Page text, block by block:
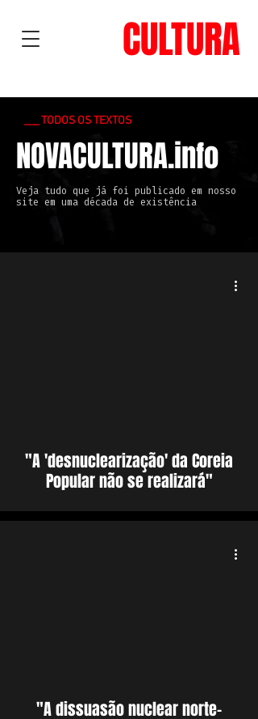
CULTURA
___ TODOS OS TEXTOS
NOVACULTURA.info
Veja tudo que já foi publicado em nosso
site em uma década de existência
"A 'desnuclearização' da Coreia
Popular não se realizará"
"A dissuasão nuclear norte-